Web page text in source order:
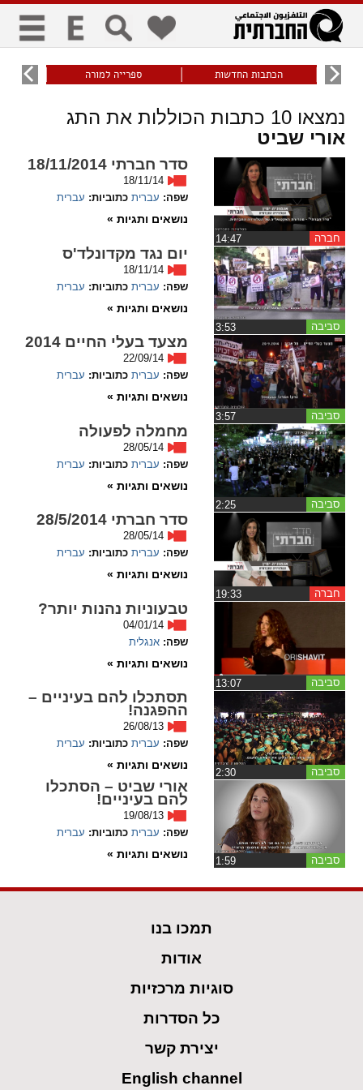
כללי
visibility_off
ביטול הבהובים
keyboard
ניווט מקלדת
title
סימון כותרות
זום
zoom_out
zoom_in
remove_circle_outline
Decrease font
add_circle_outline
Increase font
spellcheck
ניגודיות צבעים
ניגודיות בהירה ניגודיות כהה
קישורים
format_underlined
קו תחתי לקישורים
font_download
cached
ההגדרות
השארת
משוב
הכתבות החדשות ספרייה למורה עוני
נמצאו10 כתבות הכוללות את התג
אורי שביט
חברה
סדר חברתי 18/11/2014
18/11/14
שפה: עברית כתוביות: עברית
נושאים ותגיות »
סביבה
יום נגד מקדונלד'ס
18/11/14
שפה: עברית כתוביות: עברית
נושאים ותגיות »
סביבה
מצעד בעלי החיים 2014
22/09/14
שפה: עברית כתוביות: עברית
נושאים ותגיות »
סביבה
מחמלה לפעולה
28/05/14
שפה: עברית כתוביות: עברית
נושאים ותגיות »
חברה
סדר חברתי 28/5/2014
28/05/14
שפה: עברית כתוביות: עברית
נושאים ותגיות »
סביבה
טבעוניות נהנות יותר?
04/01/14
שפה: אנגלית
נושאים ותגיות »
סביבה
תסתכלו להם בעיניים –
ההפגנה!
26/08/13
שפה: עברית כתוביות: עברית
נושאים ותגיות »
סביבה
אורי שביט – הסתכלו
להם בעיניים!
19/08/13
שפה: עברית כתוביות: עברית
נושאים ותגיות »
תמכו בנו
אודות
סוגיות מרכזיות
כל הסדרות
יצירת קשר
English channel